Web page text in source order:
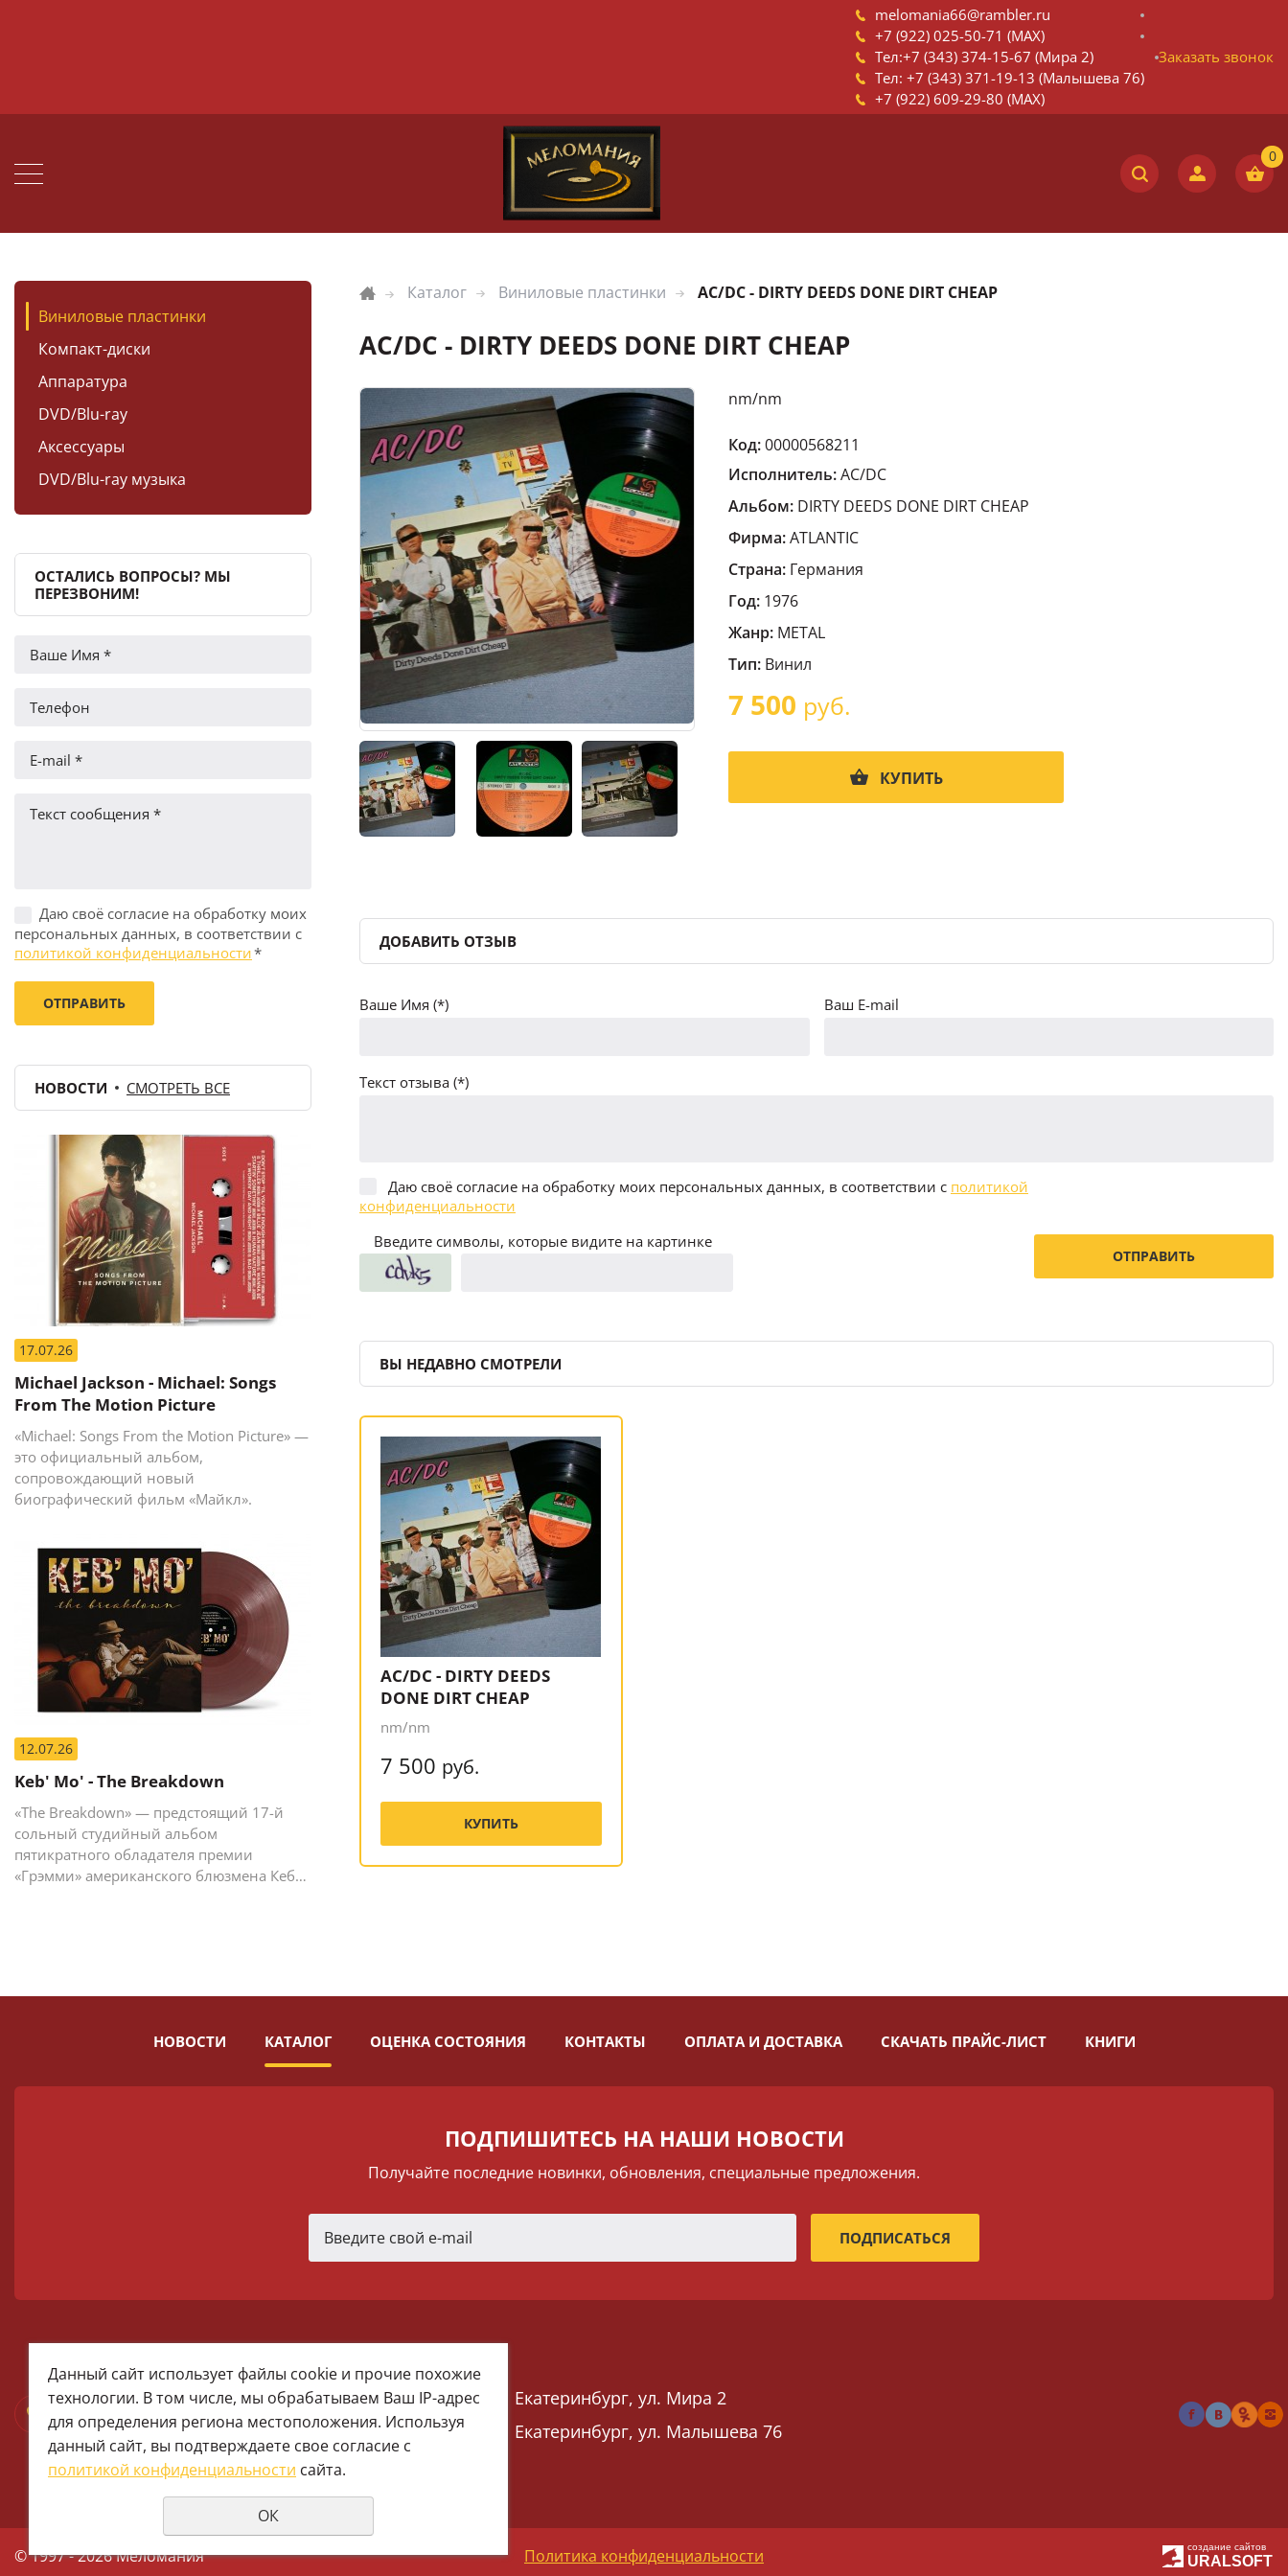
melomania66@rambler.ru
+7 (922) 025-50-71 (MAX)
Тел:+7 (343) 374-15-67 (Мира 2)
Тел: +7 (343) 371-19-13 (Малышева 76)
+7 (922) 609-29-80 (MAX)
Заказать звонок
Виниловые пластинки
Компакт-диски
Аппаратура
DVD/Blu-ray
Аксессуары
DVD/Blu-ray музыка
ОСТАЛИСЬ ВОПРОСЫ? МЫ
ПЕРЕЗВОНИМ!
Даю своё согласие на обработку моих
персональных данных, в соответствии с
политикой конфиденциальности*
НОВОСТИ СМОТРЕТЬ ВСЕ
17.07.26
Michael Jackson - Michael: Songs
From The Motion Picture
«Michael: Songs From the Motion Picture» —
это официальный альбом,
сопровождающий новый
биографический фильм «Майкл».
12.07.26
Keb' Mo' - The Breakdown
«The Breakdown» — предстоящий 17-й
сольный студийный альбом
пятикратного обладателя премии
«Грэмми» американского блюзмена Кеба
Каталог Виниловые пластинки AC/DC - DIRTY DEEDS DONE DIRT CHEAP
AC/DC - DIRTY DEEDS DONE DIRT CHEAP
nm/nm
Код:00000568211
Исполнитель:AC/DC
Альбом: DIRTY DEEDS DONE DIRT CHEAP
Фирма:ATLANTIC
Страна: Германия
Год: 1976
Жанр: METAL
Тип: Винил
7 500 руб.
КУПИТЬ
ДОБАВИТЬ ОТЗЫВ
Ваше Имя (*) Ваш E-mail
Текст отзыва (*)
Даю своё согласие на обработку моих персональных данных, в соответствии с политикой
конфиденциальности
Введите символы, которые видите на картинке
ВЫ НЕДАВНО СМОТРЕЛИ
AC/DC - DIRTY DEEDS
DONE DIRT CHEAP
nm/nm
7 500 руб.
КУПИТЬ
НОВОСТИ КАТАЛОГ ОЦЕНКА СОСТОЯНИЯ КОНТАКТЫ ОПЛАТА И ДОСТАВКА СКАЧАТЬ ПРАЙС-ЛИСТ КНИГИ
ПОДПИШИТЕСЬ НА НАШИ НОВОСТИ
Получайте последние новинки, обновления, специальные предложения.
+7 (922) 025-50-71 (MAX)
Тел:+7 (343) 374-15-67 (Мира 2)
Тел: +7 (343) 371-19-13 (Малышева 76)
+7 (922) 609-29-80 (MAX)
Екатеринбург, ул. Мира 2
Екатеринбург, ул. Малышева 76
© 1997 - 2026 Меломания Политика конфиденциальности создание сайтов
URALSOFT
Данный сайт использует файлы cookie и прочие похожие
технологии. В том числе, мы обрабатываем Ваш IP-адрес
для определения региона местоположения. Используя
данный сайт, вы подтверждаете свое согласие с
политикой конфиденциальности сайта.
ОК